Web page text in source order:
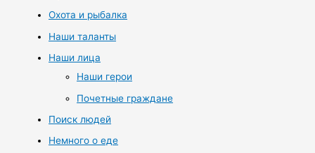
Охота и рыбалка
Наши таланты
Наши лица
Наши герои
Почетные граждане
Поиск людей
Немного о еде